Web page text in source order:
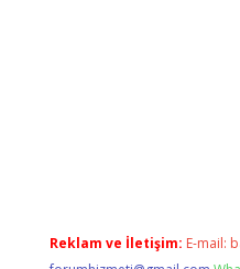
Reklam ve İletişim: E-mail: